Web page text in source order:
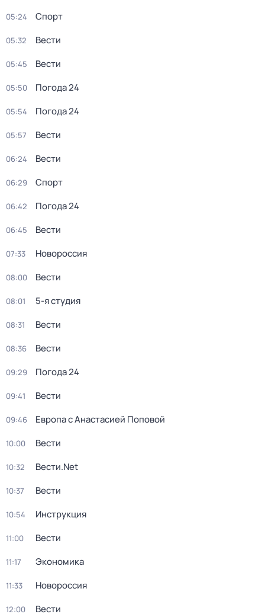
05:24 Спорт
05:32 Вести
05:45 Вести
05:50 Погода 24
05:54 Погода 24
05:57 Вести
06:24 Вести
06:29 Спорт
06:42 Погода 24
06:45 Вести
07:33 Новороссия
08:00 Вести
08:01 5-я студия
08:31 Вести
08:36 Вести
09:29 Погода 24
09:41 Вести
09:46 Европа с Анастасией Поповой
10:00 Вести
10:32 Вести.Net
10:37 Вести
10:54 Инструкция
11:00 Вести
11:17 Экономика
11:33 Новороссия
12:00 Вести